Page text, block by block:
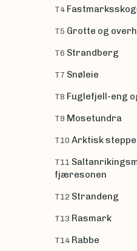
T4
T5 Grotte og
T6 Strandberg
T7 Snøleie
T8 Fuglefjell-eng
T9 Mosetundra
T10 Arktisk steppe
T11
fjæresonen
T12 Strandeng
T13 Rasmark
T14 Rabbe